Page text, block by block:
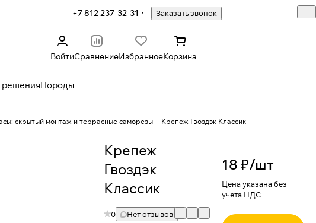
+7 812 237-32-31 Заказать звонок
ВойтиСравнениеИзбранноеКорзина
Породы
скрытый монтаж и террасные саморезы Крепеж Гвоздэк Классик
Крепеж
Гвоздэк
Классик
0 Нет отзывов
18 ₽/шт
Цена указана без
учета НДС